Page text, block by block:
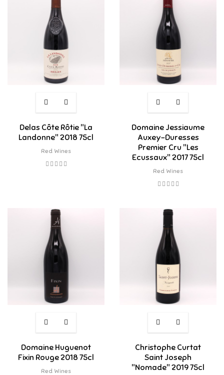
Delas Côte Rôtie "La
Landonne" 2018 75cl
Red Wines
Domaine Jessiaume
Auxey-Duresses
Premier Cru "Les
Ecussaux" 2017 75cl
Red Wines
Domaine Huguenot
Fixin Rouge 2018 75cl
Red Wines
Christophe Curtat
Saint Joseph
"Nomade" 2019 75cl